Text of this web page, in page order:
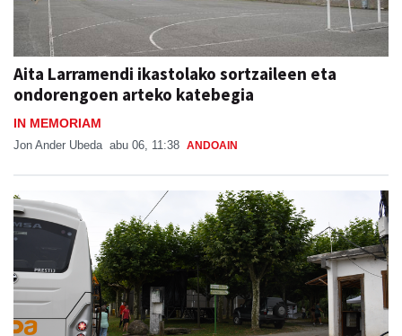
Aita Larramendi ikastolako sortzaileen eta
ondorengoen arteko katebegia
IN MEMORIAM
Jon Ander Ubeda abu 06, 11:38 ANDOAIN